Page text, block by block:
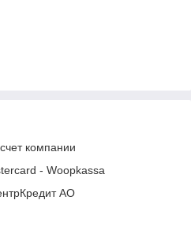
компании
- Woopkassa
АО